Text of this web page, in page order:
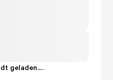
geladen......